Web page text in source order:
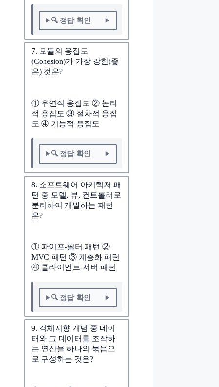
🔍 정답 확인
7. 모듈의 응집도
(Cohesion)가 가장 강한(좋
은) 것은?
① 우연적 응집도 ② 논리
적 응집도 ③ 절차적 응집
도 ④ 기능적 응집도
🔍 정답 확인
8. 소프트웨어 아키텍처 패
턴 중 모델, 뷰, 컨트롤러로
분리하여 개발하는 패턴
은?
① 파이프-필터 패턴 ②
MVC 패턴 ③ 계층화 패턴
④ 클라이언트-서버 패턴
🔍 정답 확인
9. 객체지향 개념 중 데이
터와 그 데이터를 조작하
는 연산을 하나의 묶음으
로 구성하는 것은?